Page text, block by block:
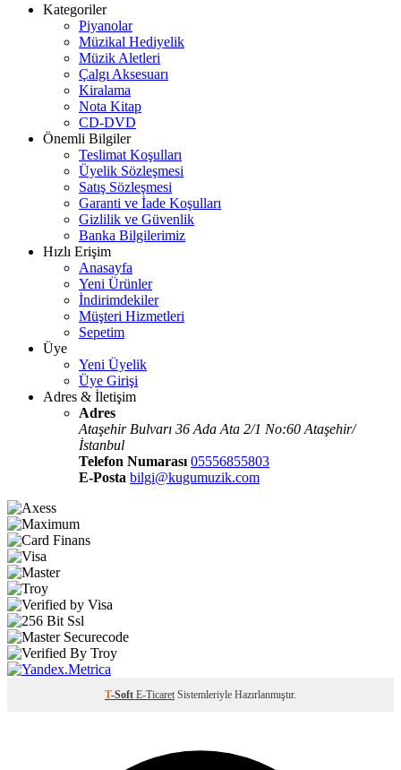
Kategoriler
Piyanolar
Müzikal Hediyelik
Müzik Aletleri
Çalgı Aksesuarı
Kiralama
Nota Kitap
CD-DVD
Önemli Bilgiler
Teslimat Koşulları
Üyelik Sözleşmesi
Satış Sözleşmesi
Garanti ve İade Koşulları
Gizlilik ve Güvenlik
Banka Bilgilerimiz
Hızlı Erişim
Anasayfa
Yeni Ürünler
İndirimdekiler
Müşteri Hizmetleri
Sepetim
Üye
Yeni Üyelik
Üye Girişi
Adres & İletişim
Adres
Ataşehir Bulvarı 36 Ada Ata 2/1 No:60 Ataşehir/
İstanbul
Telefon Numarası 05556855803
E-Posta bilgi@kugumuzik.com
T-Soft E-Ticaret Sistemleriyle Hazırlanmıştır.